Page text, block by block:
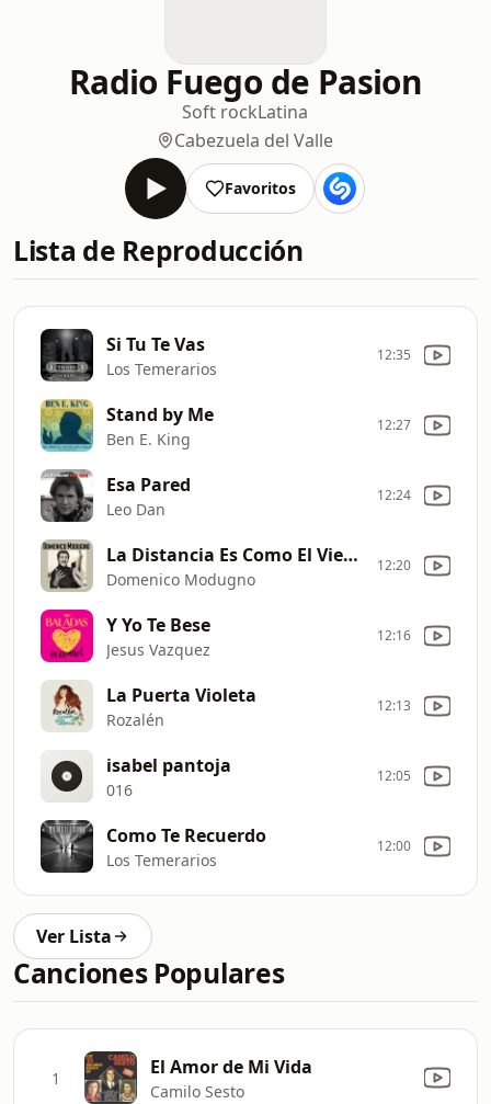
Radio Fuego de Pasion
Soft rockLatina
Cabezuela del Valle
Favoritos
Lista de Reproducción
Si Tu Te Vas
Los Temerarios
12:35
Stand by Me
Ben E. King
12:27
Esa Pared
Leo Dan
12:24
La Distancia Es Como El Viento
Domenico Modugno
12:20
Y Yo Te Bese
Jesus Vazquez
12:16
La Puerta Violeta
Rozalén
12:13
isabel pantoja
016
12:05
Como Te Recuerdo
Los Temerarios
12:00
Ver Lista
Canciones Populares
1 El Amor de Mi Vida
Camilo Sesto